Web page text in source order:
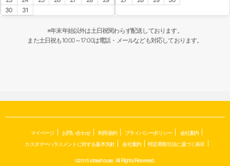
30
31
※年末年始以外は土日祝関わらず配送しております。
また土日祝も10:00～17:00は電話・メールなども対応しております。
マイページ お問い合わせ 利用規約 プライバシーポリシー
会社案内
カスタマーハラスメントに対する基本方針
会社案内 特定商取引法に基づく表示
©2015 strawhouse. All Rights Reserved.